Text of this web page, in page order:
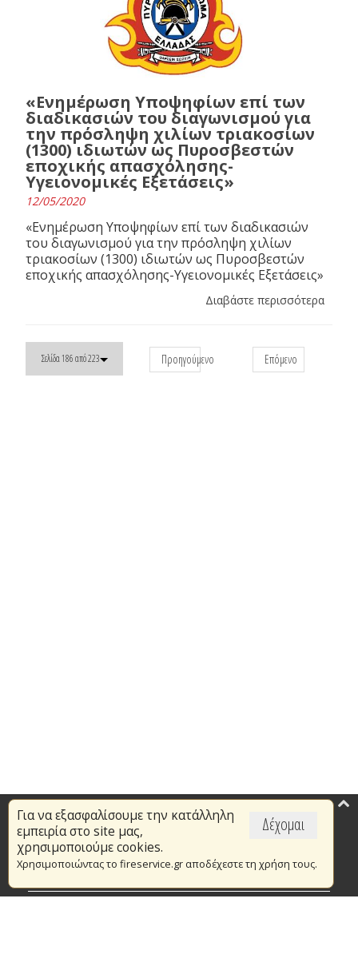
«Ενημέρωση Υποψηφίων επί των
διαδικασιών του διαγωνισμού για
την πρόσληψη χιλίων τριακοσίων
(1300) ιδιωτών ως Πυροσβεστών
εποχικής απασχόλησης-
Υγειονομικές Εξετάσεις»
12/05/2020
«Ενημέρωση Υποψηφίων επί των διαδικασιών
του διαγωνισμού για την πρόσληψη χιλίων
τριακοσίων (1300) ιδιωτών ως Πυροσβεστών
εποχικής απασχόλησης-Υγειονομικές Εξετάσεις»
Διαβάστε περισσότερα
Σελίδα 186 από 223 Προηγούμενο Επόμενο
Δέχομαι
Για να εξασφαλίσουμε την κατάλληλη
εμπειρία στο site μας,
χρησιμοποιούμε cookies.
Χρησιμοποιώντας το fireservice.gr αποδέχεστε τη χρήση τους.
Επικαιρότητα
Το Πυροσβεστικό Σώμα